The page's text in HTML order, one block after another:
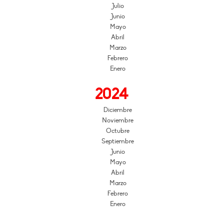
Julio
Junio
Mayo
Abril
Marzo
Febrero
Enero
2024
Diciembre
Noviembre
Octubre
Septiembre
Junio
Mayo
Abril
Marzo
Febrero
Enero